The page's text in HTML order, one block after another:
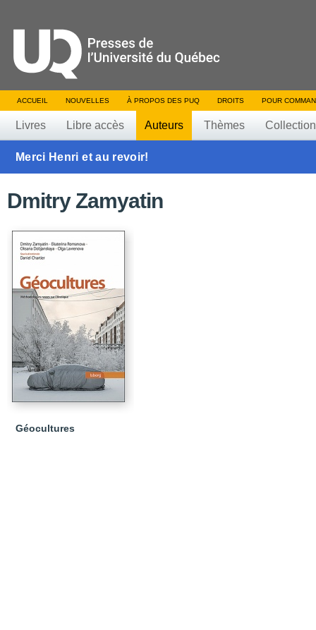
ACCUEIL NOUVELLES À PROPOS DES PUQ DROITS POUR
Livres Libre accès Auteurs Thèmes
Merci Henri et au revoir!
Dmitry Zamyatin
Géocultures